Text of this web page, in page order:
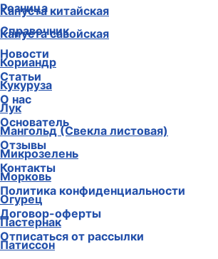
Капуста китайская
Капуста савойская
Кориандр
Кукуруза
Лук
Мангольд (Свекла листовая)
Микрозелень
Морковь
Огурец
Пастернак
Патиссон
Розница
Справочник
Новости
Статьи
О нас
Основатель
Отзывы
Контакты
Политика конфиденциальности
Договор-оферты
Отписаться от рассылки